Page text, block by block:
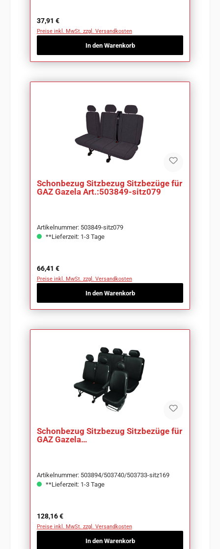
Regulärer Preis:
37,91 €
Preise inkl. MwSt. zzgl. Versandkosten
In den Warenkorb
Schonbezug Sitzbezug Sitzbezüge für
GAZ Gazela Art.:503849-sitz079
Artikelnummer: 503849-sitz079
**Lieferzeit: 1-3 Tage
Regulärer Preis:
66,41 €
Preise inkl. MwSt. zzgl. Versandkosten
In den Warenkorb
Schonbezug Sitzbezug Sitzbezüge für
GAZ Gazela
Artikelnummer: 503894/503740/503733-sitz169
**Lieferzeit: 1-3 Tage
Regulärer Preis:
128,16 €
Preise inkl. MwSt. zzgl. Versandkosten
In den Warenkorb